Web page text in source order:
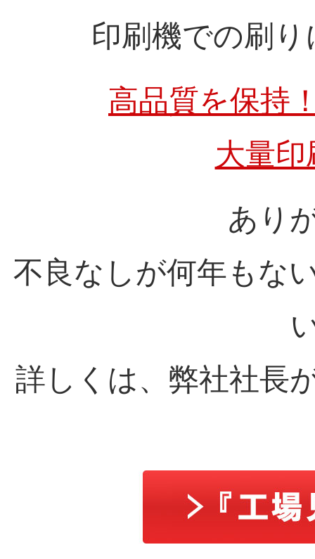
印刷機での刷
高品質を保持
大量
あり
不良なしが何年もな
詳しくは、弊社社長